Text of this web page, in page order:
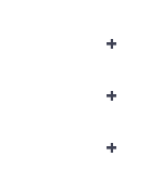
+
+
+